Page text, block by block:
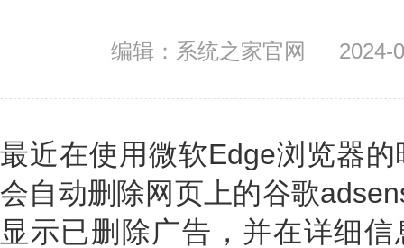
编辑：系统之家官网 2024-
最近在使用微软Edge浏览器
会自动删除网页上的谷歌
显示已删除广告，并在详细信